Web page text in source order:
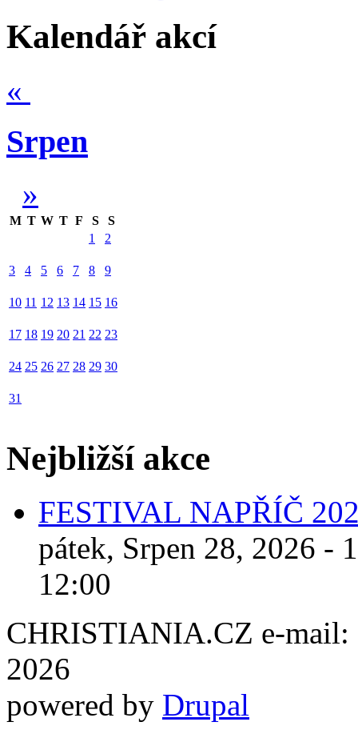
Kalendář akcí
«
Srpen
»
M T W T F S
S
1
2
3 4 5 6 7 8 9
10 11 12 13 14 15 16
17 18 19 20 21 22 23
24 25 26 27 28 29 30
31
Nejbližší akce
FESTIVAL NAPŘÍČ
pátek, Srpen 28, 2026 -
12:00
CHRISTIANIA.CZ e-mail:
2026
powered by Drupal